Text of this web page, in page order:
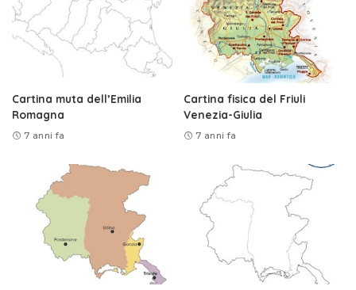
Cartina muta dell’Emilia
Romagna
7 anni fa
Cartina fisica del Friuli
Venezia-Giulia
7 anni fa